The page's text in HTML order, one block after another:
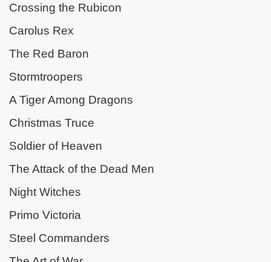
Crossing the Rubicon
Carolus Rex
The Red Baron
Stormtroopers
A Tiger Among Dragons
Christmas Truce
Soldier of Heaven
The Attack of the Dead Men
Night Witches
Primo Victoria
Steel Commanders